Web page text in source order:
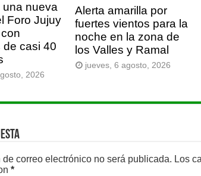
una nueva
Foro Jujuy
de casi 40
2026
Alerta amarilla por
fuertes vientos para la
noche en la zona de
los Valles y Ramal
jueves, 6 agosto, 2026
de correo electrónico no será publicada. Los
*